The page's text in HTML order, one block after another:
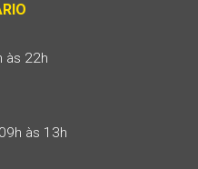
às 22h
às 13h